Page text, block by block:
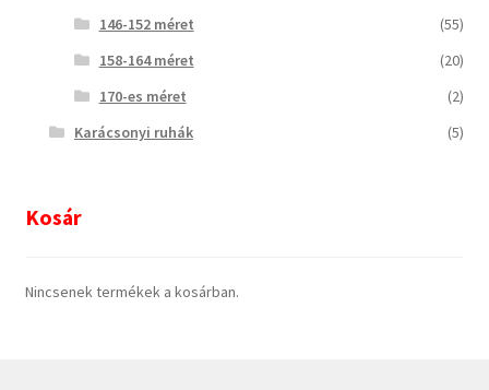
146-152 méret
(55)
158-164 méret
(20)
170-es méret
(2)
Karácsonyi ruhák
(5)
Kosár
Nincsenek termékek a kosárban.